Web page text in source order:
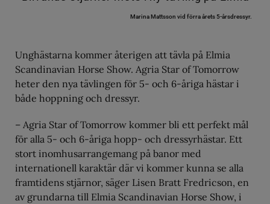
Marina Mattsson vid förra årets 5-årsdressyr.
Unghästarna kommer återigen att tävla på Elmia
Scandinavian Horse Show. Agria Star of Tomorrow
heter den nya tävlingen för 5- och 6-åriga hästar i
både hoppning och dressyr.
– Agria Star of Tomorrow kommer bli ett perfekt mål
för alla 5- och 6-åriga hopp- och dressyrhästar. Ett
stort inomhusarrangemang på banor med
internationell karaktär där vi kommer kunna se alla
framtidens stjärnor, säger Lisen Bratt Fredricson, en
av grundarna till Elmia Scandinavian Horse Show, i